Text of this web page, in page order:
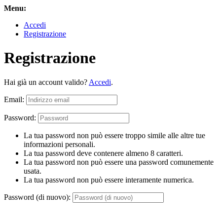
Menu:
Accedi
Registrazione
Registrazione
Hai già un account valido? Accedi.
Email:
Password:
La tua password non può essere troppo simile alle altre tue
informazioni personali.
La tua password deve contenere almeno 8 caratteri.
La tua password non può essere una password comunemente
usata.
La tua password non può essere interamente numerica.
Password (di nuovo):